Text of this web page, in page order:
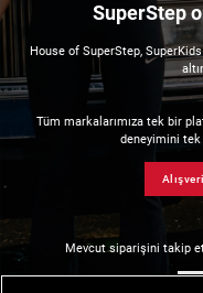
SuperStep
House of SuperStep,
Tüm markalarımıza tek bir
deneyimini
Mevcut siparişini takip